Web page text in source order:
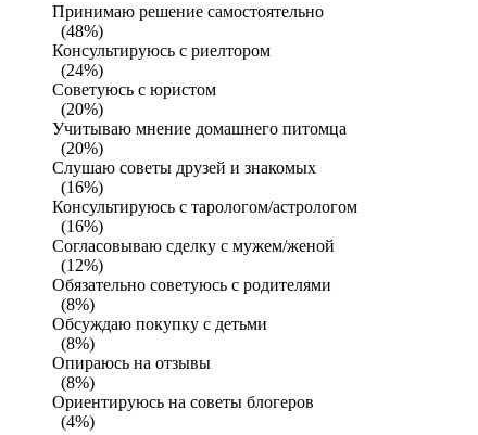
Принимаю решение самостоятельно
(48%)
Консультируюсь с риелтором
(24%)
Советуюсь с юристом
(20%)
Учитываю мнение домашнего питомца
(20%)
Слушаю советы друзей и знакомых
(16%)
Консультируюсь с тарологом/астрологом
(16%)
Согласовываю сделку с мужем/женой
(12%)
Обязательно советуюсь с родителями
(8%)
Обсуждаю покупку с детьми
(8%)
Опираюсь на отзывы
(8%)
Ориентируюсь на советы блогеров
(4%)